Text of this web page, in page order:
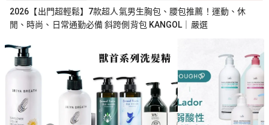
2026【出門超輕鬆】7款超人氣男生胸包、腰包推薦！運動、休
閒、時尚、日常通勤必備 斜跨側背包 KANGOL｜嚴選